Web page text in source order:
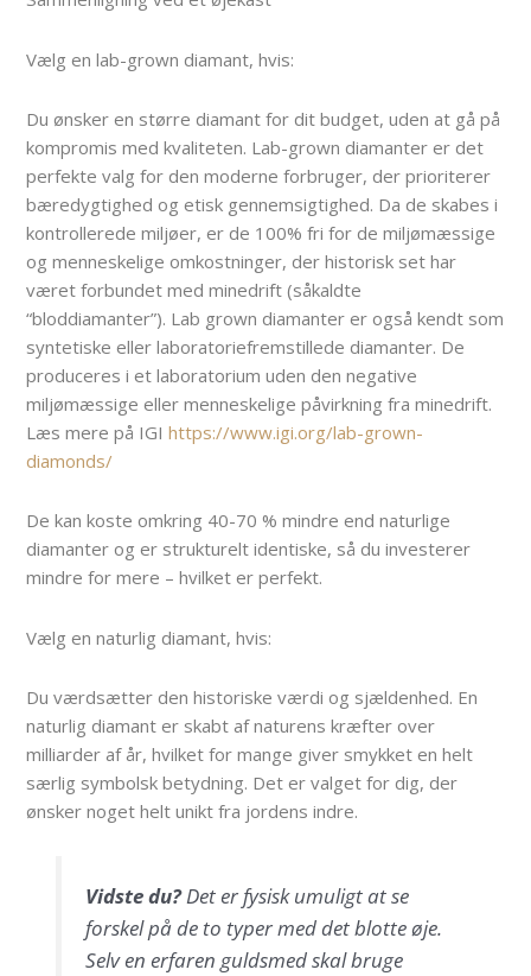
Vælg en lab-grown diamant, hvis:
Du ønsker en større diamant for dit budget, uden at gå på
kompromis med kvaliteten. Lab-grown diamanter er det
perfekte valg for den moderne forbruger, der prioriterer
bæredygtighed og etisk gennemsigtighed. Da de skabes i
kontrollerede miljøer, er de 100% fri for de miljømæssige
og menneskelige omkostninger, der historisk set har
været forbundet med minedrift (såkaldte
“bloddiamanter”). Lab grown diamanter er også kendt som
syntetiske eller laboratoriefremstillede diamanter. De
produceres i et laboratorium uden den negative
miljømæssige eller menneskelige påvirkning fra minedrift.
Læs mere på IGIhttps://www.igi.org/lab-grown-
diamonds/
De kan koste omkring 40-70 % mindre end naturlige
diamanter og er strukturelt identiske, så du investerer
mindre for mere – hvilket er perfekt.
Vælg en naturlig diamant, hvis:
Du værdsætter den historiske værdi og sjældenhed. En
naturlig diamant er skabt af naturens kræfter over
milliarder af år, hvilket for mange giver smykket en helt
særlig symbolsk betydning. Det er valget for dig, der
ønsker noget helt unikt fra jordens indre.
Vidste du?Det er fysisk umuligt at se
forskel på de to typer med det blotte øje.
Selv en erfaren guldsmed skal bruge